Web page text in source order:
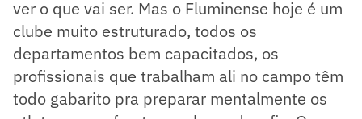
ver o que vai ser. Mas o Fluminense hoje é um
clube muito estruturado, todos os
departamentos bem capacitados, os
profissionais que trabalham ali no campo têm
todo gabarito pra preparar mentalmente os